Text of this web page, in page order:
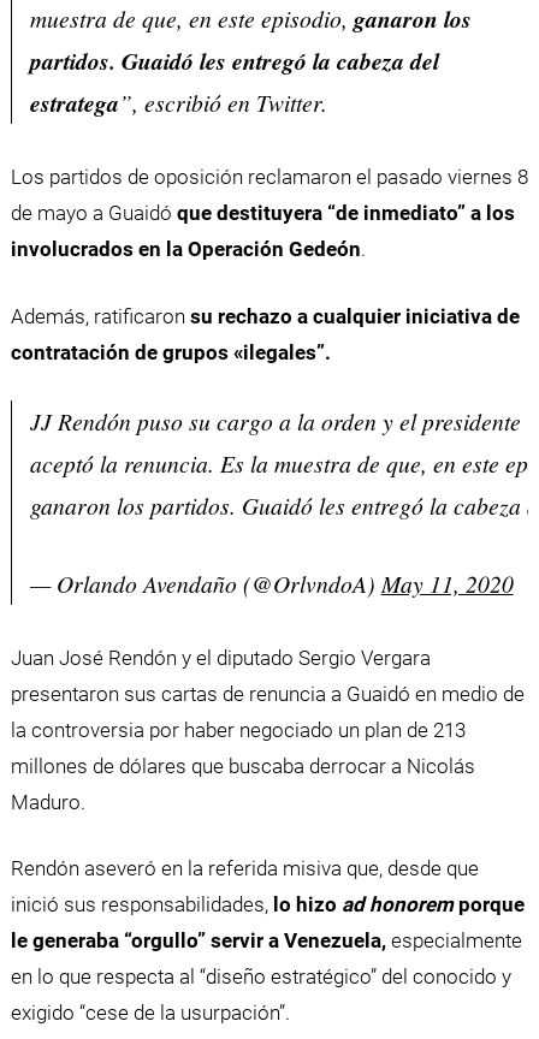
muestra de que, en este episodio, ganaron los
partidos. Guaidó les entregó la cabeza del
estratega”, escribió en Twitter.
Los partidos de oposición reclamaron el pasado viernes 8
de mayo a Guaidó que destituyera “de inmediato” a los
involucrados en la Operación Gedeón.
Además, ratificaron su rechazo a cualquier iniciativa de
contratación de grupos «ilegales”.
JJ Rendón puso su cargo a la orden y el presidente
aceptó la renuncia. Es la muestra de que, en este
ganaron los partidos. Guaidó les entregó la cabeza
— Orlando Avendaño (@OrlvndoA) May 11, 2020
Juan José Rendón y el diputado Sergio Vergara
presentaron sus cartas de renuncia a Guaidó en medio de
la controversia por haber negociado un plan de 213
millones de dólares que buscaba derrocar a Nicolás
Maduro.
Rendón aseveró en la referida misiva que, desde que
inició sus responsabilidades,lo hizo ad honoremporque
le generaba “orgullo” servir a Venezuela,especialmente
en lo que respecta al “diseño estratégico” del conocido y
exigido “cese de la usurpación”.